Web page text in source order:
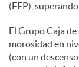
(FEP),
El Grupo Caja
morosidad en
(con un